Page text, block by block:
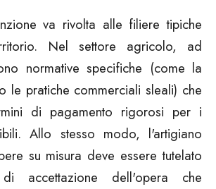
va rivolta alle filiere tipiche
Nel settore agricolo, ad
normative specifiche (come la
le pratiche commerciali sleali) che
di pagamento rigorosi per i
Allo stesso modo, l'artigiano
su misura deve essere tutelato
accettazione dell'opera che